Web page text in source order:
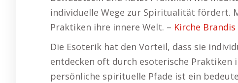
individuelle Wege zur Spiritualität fördert.
Praktiken ihre innere Welt. – Kirche Brandis
Die Esoterik hat den Vorteil, dass sie
entdecken oft durch esoterische Praktiken
persönliche spirituelle Pfade ist ein